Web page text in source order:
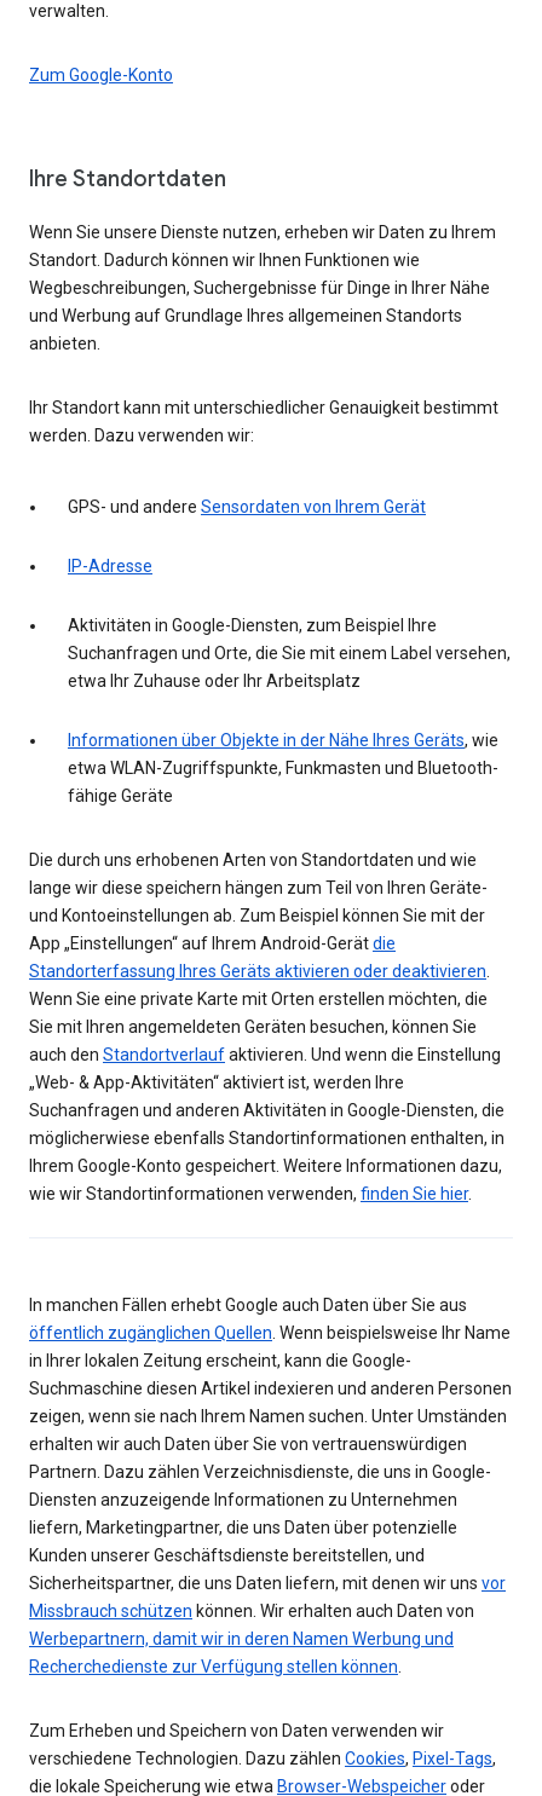
verwalten.
Zum Google-Konto
Ihre Standortdaten
Wenn Sie unsere Dienste nutzen, erheben wir Daten zu Ihrem
Standort. Dadurch können wir Ihnen Funktionen wie
Wegbeschreibungen, Suchergebnisse für Dinge in Ihrer Nähe
und Werbung auf Grundlage Ihres allgemeinen Standorts
anbieten.
Ihr Standort kann mit unterschiedlicher Genauigkeit bestimmt
werden. Dazu verwenden wir:
GPS- und andere Sensordaten von Ihrem Gerät
IP-Adresse
Aktivitäten in Google-Diensten, zum Beispiel Ihre
Suchanfragen und Orte, die Sie mit einem Label versehen,
etwa Ihr Zuhause oder Ihr Arbeitsplatz
Informationen über Objekte in der Nähe Ihres Geräts, wie
etwa WLAN-Zugriffspunkte, Funkmasten und Bluetooth-
fähige Geräte
Die durch uns erhobenen Arten von Standortdaten und wie
lange wir diese speichern hängen zum Teil von Ihren Geräte-
und Kontoeinstellungen ab. Zum Beispiel können Sie mit der
App „Einstellungen“ auf Ihrem Android-Gerätdie
Standorterfassung Ihres Geräts aktivieren oder deaktivieren.
Wenn Sie eine private Karte mit Orten erstellen möchten, die
Sie mit Ihren angemeldeten Geräten besuchen, können Sie
auch den Standortverlaufaktivieren. Und wenn die Einstellung
„Web- & App-Aktivitäten“ aktiviert ist, werden Ihre
Suchanfragen und anderen Aktivitäten in Google-Diensten, die
möglicherwiese ebenfalls Standortinformationen enthalten, in
Ihrem Google-Konto gespeichert. Weitere Informationen dazu,
wie wir Standortinformationen verwenden, finden Sie hier.
In manchen Fällen erhebt Google auch Daten über Sie aus
öffentlich zugänglichen Quellen. Wenn beispielsweise Ihr Name
in Ihrer lokalen Zeitung erscheint, kann die Google-
Suchmaschine diesen Artikel indexieren und anderen Personen
zeigen, wenn sie nach Ihrem Namen suchen. Unter Umständen
erhalten wir auch Daten über Sie von vertrauenswürdigen
Partnern. Dazu zählen Verzeichnisdienste, die uns in Google-
Diensten anzuzeigende Informationen zu Unternehmen
liefern, Marketingpartner, die uns Daten über potenzielle
Kunden unserer Geschäftsdienste bereitstellen, und
Sicherheitspartner, die uns Daten liefern, mit denen wir uns vor
Missbrauch schützen können. Wir erhalten auch Daten von
Werbepartnern, damit wir in deren Namen Werbung und
Recherchedienste zur Verfügung stellen können.
Zum Erheben und Speichern von Daten verwenden wir
verschiedene Technologien. Dazu zählen Cookies, Pixel-Tags,
die lokale Speicherung wie etwa Browser-Webspeicheroder